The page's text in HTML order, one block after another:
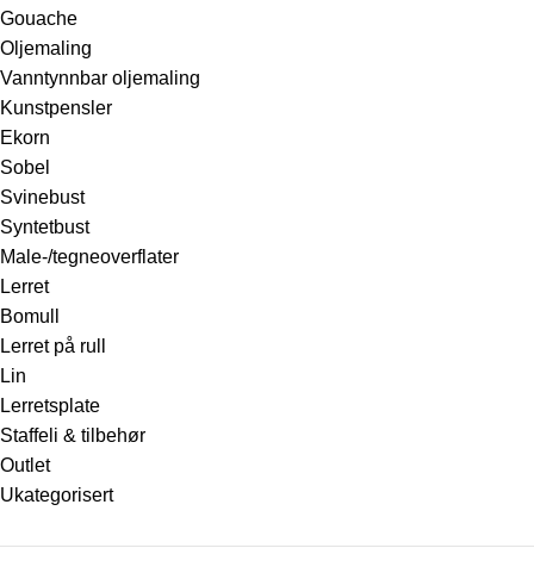
Gouache
Oljemaling
Vanntynnbar oljemaling
Kunstpensler
Ekorn
Sobel
Svinebust
Syntetbust
Male-/tegneoverflater
Lerret
Bomull
Lerret på rull
Lin
Lerretsplate
Staffeli & tilbehør
Outlet
Ukategorisert